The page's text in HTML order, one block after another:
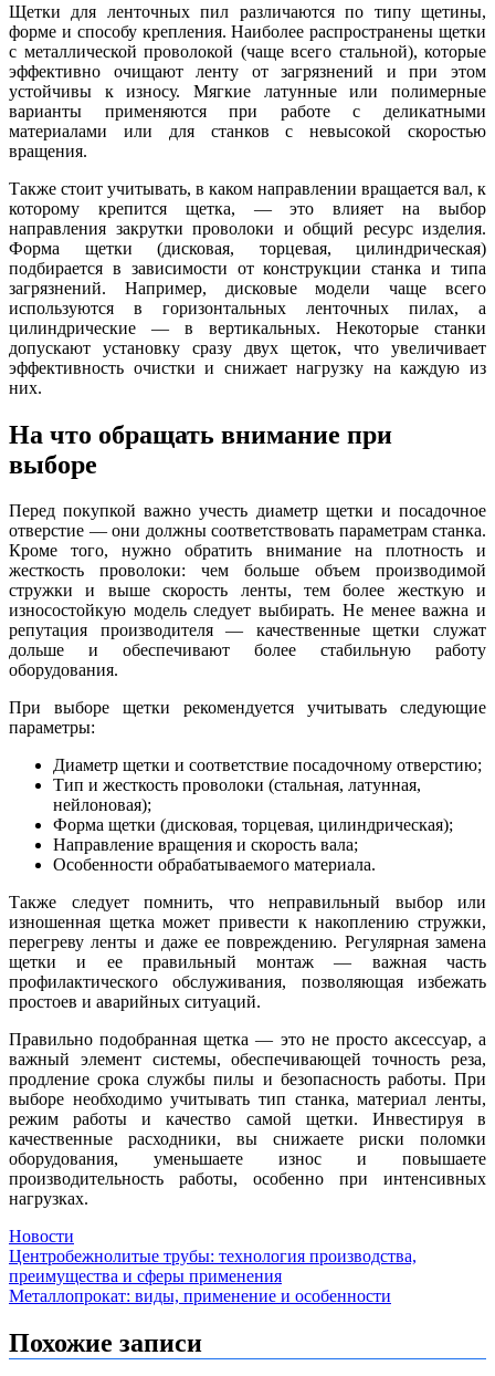
Щетки для ленточных пил различаются по типу щетины,
форме и способу крепления. Наиболее распространены щетки
с металлической проволокой (чаще всего стальной), которые
эффективно очищают ленту от загрязнений и при этом
устойчивы к износу. Мягкие латунные или полимерные
варианты применяются при работе с деликатными
материалами или для станков с невысокой скоростью
вращения.
Также стоит учитывать, в каком направлении вращается вал, к
которому крепится щетка, — это влияет на выбор
направления закрутки проволоки и общий ресурс изделия.
Форма щетки (дисковая, торцевая, цилиндрическая)
подбирается в зависимости от конструкции станка и типа
загрязнений. Например, дисковые модели чаще всего
используются в горизонтальных ленточных пилах, а
цилиндрические — в вертикальных. Некоторые станки
допускают установку сразу двух щеток, что увеличивает
эффективность очистки и снижает нагрузку на каждую из
них.
На что обращать внимание при
выборе
Перед покупкой важно учесть диаметр щетки и посадочное
отверстие — они должны соответствовать параметрам станка.
Кроме того, нужно обратить внимание на плотность и
жесткость проволоки: чем больше объем производимой
стружки и выше скорость ленты, тем более жесткую и
износостойкую модель следует выбирать. Не менее важна и
репутация производителя — качественные щетки служат
дольше и обеспечивают более стабильную работу
оборудования.
При выборе щетки рекомендуется учитывать следующие
параметры:
Диаметр щетки и соответствие посадочному отверстию;
Тип и жесткость проволоки (стальная, латунная,
нейлоновая);
Форма щетки (дисковая, торцевая, цилиндрическая);
Направление вращения и скорость вала;
Особенности обрабатываемого материала.
Также следует помнить, что неправильный выбор или
изношенная щетка может привести к накоплению стружки,
перегреву ленты и даже ее повреждению. Регулярная замена
щетки и ее правильный монтаж — важная часть
профилактического обслуживания, позволяющая избежать
простоев и аварийных ситуаций.
Правильно подобранная щетка — это не просто аксессуар, а
важный элемент системы, обеспечивающей точность реза,
продление срока службы пилы и безопасность работы. При
выборе необходимо учитывать тип станка, материал ленты,
режим работы и качество самой щетки. Инвестируя в
качественные расходники, вы снижаете риски поломки
оборудования, уменьшаете износ и повышаете
производительность работы, особенно при интенсивных
нагрузках.
Новости
Навигация
по
Центробежнолитые трубы: технология производства,
преимущества и сферы применения
Металлопрокат: виды, применение и особенности
Похожие записи